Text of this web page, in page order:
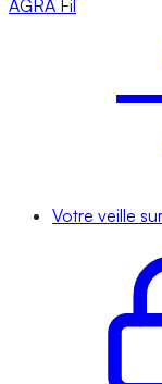
AGRA Fil
Votre veille